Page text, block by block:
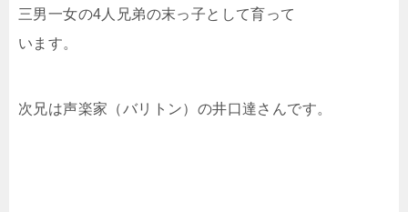
三男一女の4人兄弟の末っ子として育って
います。
次兄は声楽家（バリトン）の井口達さんです。